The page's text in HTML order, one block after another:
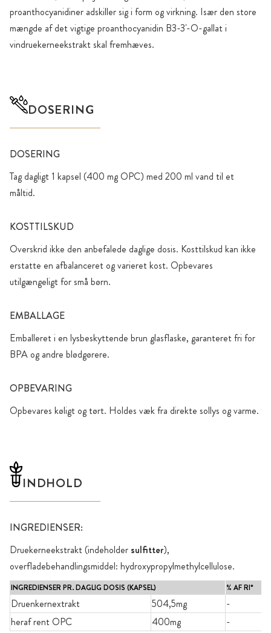
proanthocyanidiner adskiller sig i form og virkning. Især den store
mængde af det vigtige proanthocyanidin B3-3'-O-gallat i
vindruekerneekstrakt skal fremhæves.
DOSERING
DOSERING
Tag dagligt 1 kapsel (400 mg OPC) med 200 ml vand til et
måltid.
KOSTTILSKUD
Overskrid ikke den anbefalede daglige dosis. Kosttilskud kan ikke
erstatte en afbalanceret og varieret kost. Opbevares
utilgængeligt for små børn.
EMBALLAGE
Emballeret i en lysbeskyttende brun glasflaske, garanteret fri for
BPA og andre blødgørere.
OPBEVARING
Opbevares køligt og tørt. Holdes væk fra direkte sollys og varme.
INDHOLD
INGREDIENSER:
Druekerneekstrakt (indeholder sulfitter),
overfladebehandlingsmiddel: hydroxypropylmethylcellulose.
INGREDIENSER PR. DAGLIG DOSIS (KAPSEL) % AF RI*
Druenkernextrakt 504,5mg
-
heraf rent OPC
400mg
-